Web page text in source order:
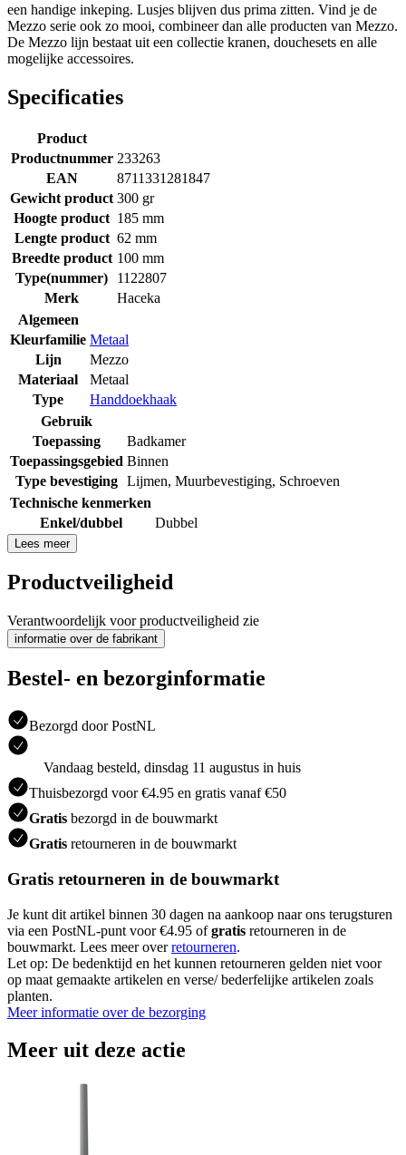
een handige inkeping. Lusjes blijven dus prima zitten. Vind je de
Mezzo serie ook zo mooi, combineer dan alle producten van Mezzo.
De Mezzo lijn bestaat uit een collectie kranen, douchesets en alle
mogelijke accessoires.
Specificaties
Product
Productnummer 233263
EAN
8711331281847
Gewicht product 300 gr
Hoogte product 185 mm
Lengte product 62 mm
Breedte product 100 mm
Type(nummer)
1122807
Merk
Haceka
Algemeen
Kleurfamilie Metaal
Lijn
Mezzo
Materiaal
Metaal
Type
Handdoekhaak
Gebruik
Toepassing
Badkamer
Toepassingsgebied Binnen
Type bevestiging Lijmen, Muurbevestiging, Schroeven
Technische kenmerken
Enkel/dubbel
Dubbel
Lees meer
Productveiligheid
Verantwoordelijk voor productveiligheid zie
informatie over de fabrikant
Bestel- en bezorginformatie
Bezorgd door PostNL
Vandaag besteld, dinsdag 11 augustus in huis
Thuisbezorgd voor €4.95 en gratis vanaf €50
Gratis bezorgd in de bouwmarkt
Gratis retourneren in de bouwmarkt
Gratis retourneren in de bouwmarkt
Je kunt dit artikel binnen 30 dagen na aankoop naar ons terugsturen
via een PostNL-punt voor €4.95 ofgratis retourneren in de
bouwmarkt. Lees meer overretourneren.
Let op: De bedenktijd en het kunnen retourneren gelden niet voor
op maat gemaakte artikelen en verse/ bederfelijke artikelen zoals
planten.
Meer informatie over de bezorging
Meer uit deze actie